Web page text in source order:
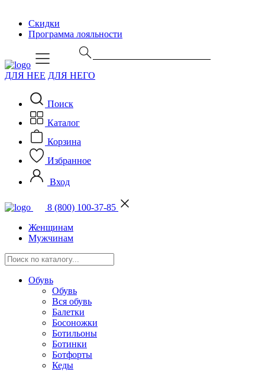
Скидки
Программа лояльности
ДЛЯ НЕЕ ДЛЯ НЕГО
Поиск
Каталог
Корзина
Избранное
Вход
8 (800) 100-37-85
Женщинам
Мужчинам
Обувь
Обувь
Вся обувь
Балетки
Босоножки
Ботильоны
Ботинки
Ботфорты
Кеды